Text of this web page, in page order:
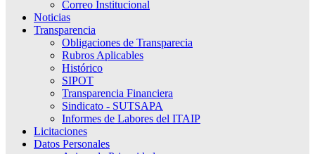
Correo Institucional
Noticias
Transparencia
Obligaciones de Transparecia
Rubros Aplicables
Histórico
SIPOT
Transparencia Financiera
Sindicato - SUTSAPA
Informes de Labores del ITAIP
Licitaciones
Datos Personales